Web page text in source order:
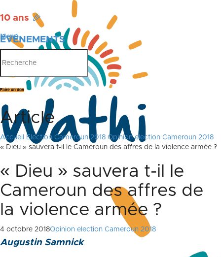
10 ans 🎉
ÉVÉNEMENTS
PUBLICATIONS
Menu
Faire un don
Article
Accueil Election Cameroun 2018 Opinion election Cameroun 2018
« Dieu » sauvera t-il le Cameroun des affres de la violence armée ?
« Dieu » sauvera t-il le
Cameroun des affres de
la violence armée ?
4 octobre 2018Opinion election Cameroun 2018
Augustin Samnick